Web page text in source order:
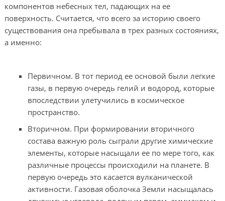
компонентов небесных тел, падающих на ее
поверхность. Считается, что всего за историю своего
существования она пребывала в трех разных состояниях,
а именно:
Первичном. В тот период ее основой были легкие
газы, в первую очередь гелий и водород, которые
впоследствии улетучились в космическое
пространство.
Вторичном. При формировании вторичного
состава важную роль сыграли другие химические
элементы, которые насыщали ее по мере того, как
различные процессы происходили на планете. В
первую очередь это касается вулканической
активности. Газовая оболочка Земли насыщалась